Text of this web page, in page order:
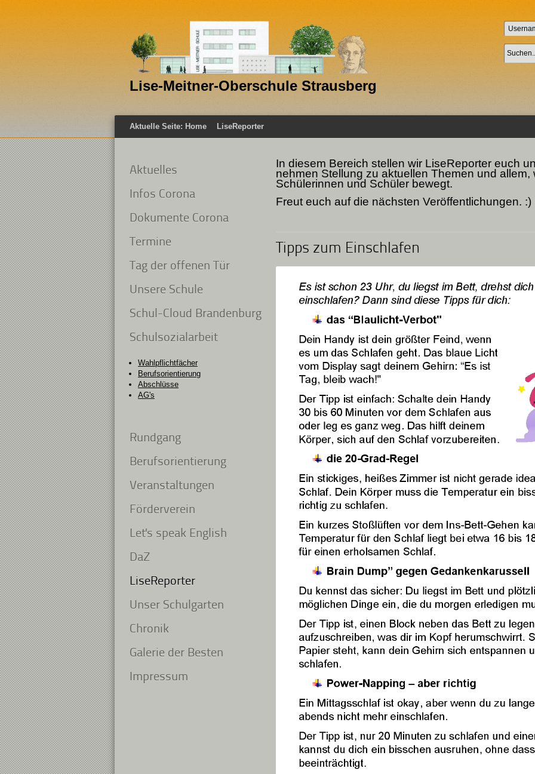
Lise-Meitner-Oberschule Strausberg
Aktuelle Seite: Home LiseReporter
Aktuelles
Infos Corona
Dokumente Corona
Termine
Tag der offenen Tür
Unsere Schule
Schul-Cloud Brandenburg
Schulsozialarbeit
Wahlpflichtfächer
Berufsorientierung
Abschlüsse
AG's
Rundgang
Berufsorientierung
Veranstaltungen
Förderverein
Let's speak English
DaZ
LiseReporter
Unser Schulgarten
Chronik
Galerie der Besten
Impressum
In diesem Bereich stellen wir LiseReporter euch
nehmen Stellung zu aktuellen Themen und allem,
Schülerinnen und Schüler bewegt.
Freut euch auf die nächsten Veröffentlichungen. :)
Tipps zum Einschlafen